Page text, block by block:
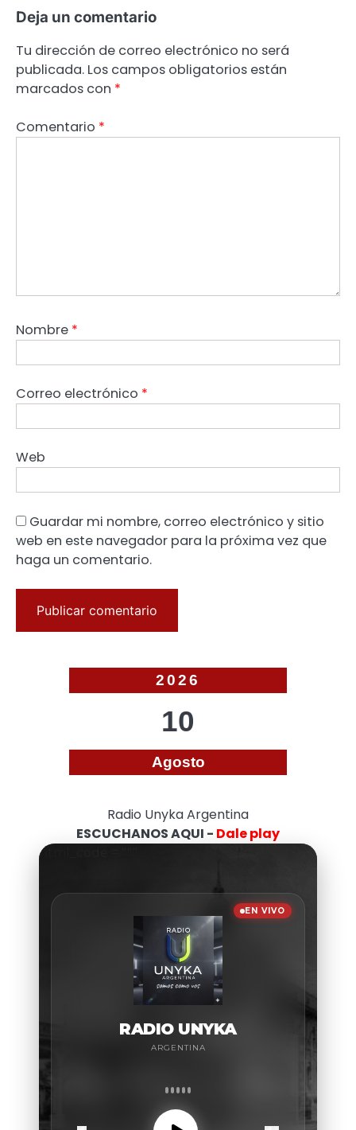
Deja un comentario
Tu dirección de correo electrónico no será
publicada. Los campos obligatorios están
marcados con *
Comentario *
Nombre *
Correo electrónico *
Web
Guardar mi nombre, correo electrónico y sitio
web en este navegador para la próxima vez que
haga un comentario.
2026
10
Agosto
Radio Unyka Argentina
ESCUCHANOS AQUI - Dale play